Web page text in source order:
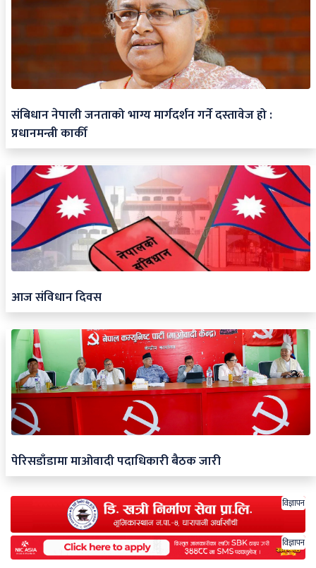
संबिधान नेपाली जनताको भाग्य मार्गदर्शन गर्ने दस्तावेज हो :
प्रधानमन्त्री कार्की
आज संविधान दिवस
पेरिसडाँडामा माओवादी पदाधिकारी बैठक जारी
विज्ञापन
विज्ञापन